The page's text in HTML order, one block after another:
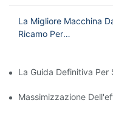
La Migliore Macchina
Ricamo Per
Recensione Completa
La Guida Definitiva Per
Massimizzazione